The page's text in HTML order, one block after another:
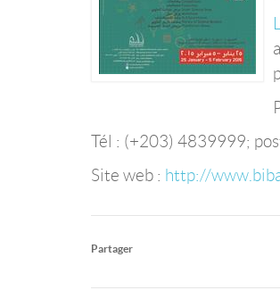
Tél : (+203) 4839999;
Site web : http://
Partager